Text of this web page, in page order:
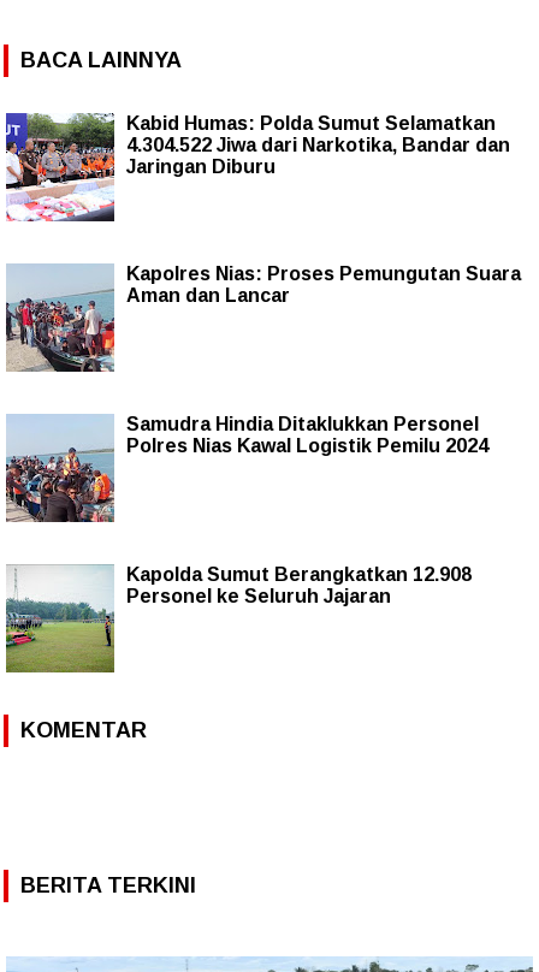
BACA LAINNYA
Kabid Humas: Polda Sumut Selamatkan
4.304.522 Jiwa dari Narkotika, Bandar dan
Jaringan Diburu
Kapolres Nias: Proses Pemungutan Suara
Aman dan Lancar
Samudra Hindia Ditaklukkan Personel
Polres Nias Kawal Logistik Pemilu 2024
Kapolda Sumut Berangkatkan 12.908
Personel ke Seluruh Jajaran
KOMENTAR
BERITA TERKINI